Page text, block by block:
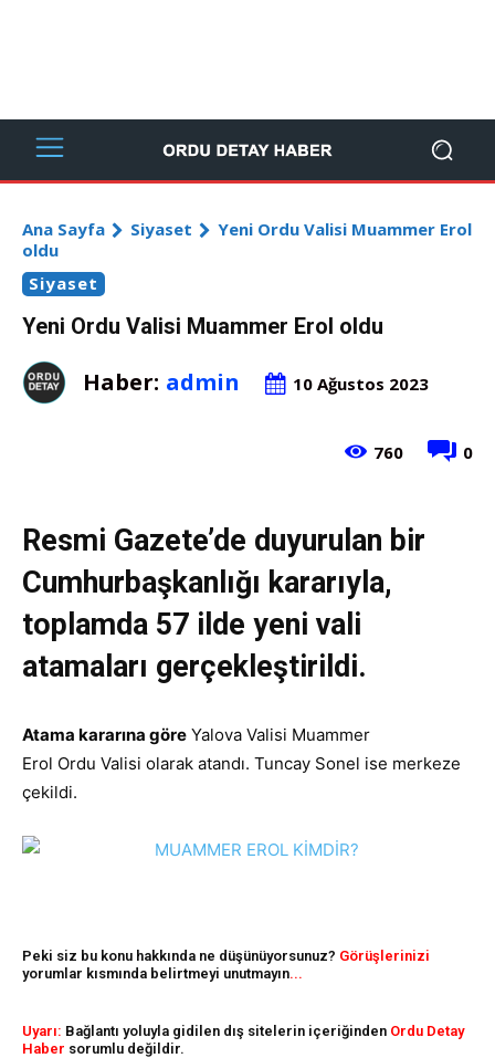
Ana Sayfa Siyaset
Yeni Ordu Valisi Muammer Erol
oldu
Siyaset
Yeni Ordu Valisi Muammer Erol oldu
Haber: admin 10 Ağustos 2023
0
760
Resmi Gazete’de duyurulan bir
Cumhurbaşkanlığı kararıyla,
toplamda 57 ilde yeni vali
atamaları gerçekleştirildi.
Atama kararına göre Yalova Valisi Muammer
Erol Ordu Valisi olarak atandı. Tuncay Sonel ise merkeze
çekildi.
Peki siz bu konu hakkında ne düşünüyorsunuz? Görüşlerinizi
yorumlar kısmında belirtmeyi unutmayın...
Uyarı: Bağlantı yoluyla gidilen dış sitelerin içeriğinden Ordu Detay
Haber sorumlu değildir.